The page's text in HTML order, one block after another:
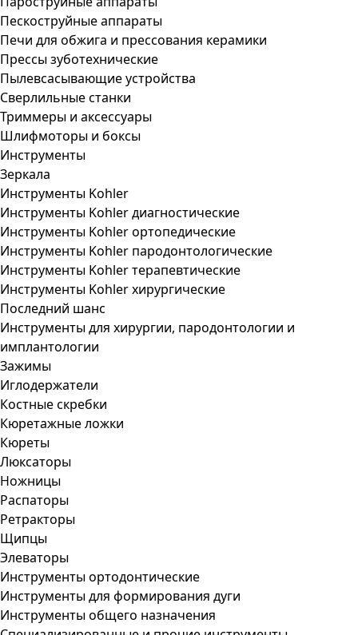
Пескоструйные аппараты
Печи для обжига и прессования керамики
Прессы зуботехнические
Пылевсасывающие устройства
Сверлильные станки
Триммеры и аксессуары
Шлифмоторы и боксы
Инструменты
Зеркала
Инструменты Kohler
Инструменты Kohler диагностические
Инструменты Kohler ортопедические
Инструменты Kohler пародонтологические
Инструменты Kohler терапевтические
Инструменты Kohler хирургические
Последний шанс
Инструменты для хирургии, пародонтологии и
имплантологии
Зажимы
Иглодержатели
Костные скребки
Кюретажные ложки
Кюреты
Люксаторы
Ножницы
Распаторы
Ретракторы
Щипцы
Элеваторы
Инструменты ортодонтические
Инструменты для формирования дуги
Инструменты общего назначения